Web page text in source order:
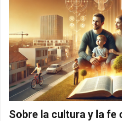
Sobre la cultura y la fe